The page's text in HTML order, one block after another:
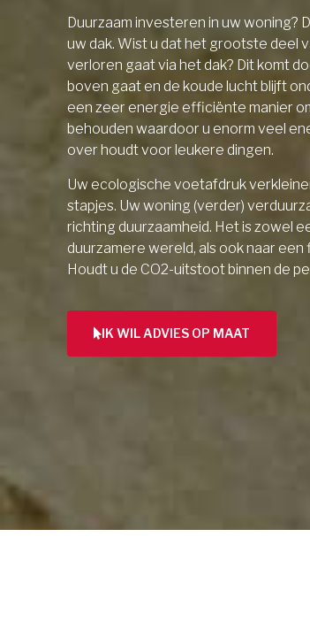
Duurzaam investeren in uw woning?
uw dak. Wist u dat het grootste deel
verloren gaat via het dak? Dit komt
boven gaat en de koude lucht blijft
een zeer energie efficiënte manier
behouden waardoor u enorm veel
over houdt voor leukere dingen.
Uw ecologische voetafdruk
stapjes. Uw woning (verder)
richting duurzaamheid. Het is zowel
duurzamere wereld, als ook naar
Houdt u de CO2-uitstoot binnen de
IK WIL ADVIES OP MAAT